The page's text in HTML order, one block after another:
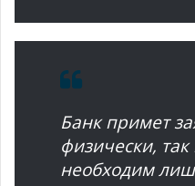
Банк примет
физически,
необходим